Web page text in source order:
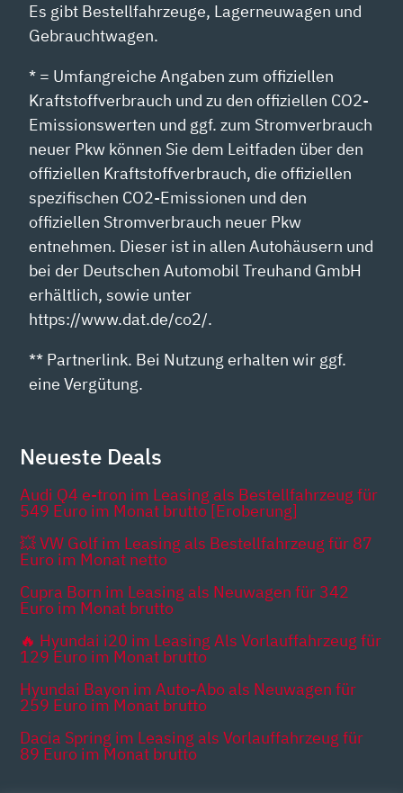
Es gibt Bestellfahrzeuge, Lagerneuwagen und
Gebrauchtwagen.
* = Umfangreiche Angaben zum offiziellen
Kraftstoffverbrauch und zu den offiziellen CO2-
Emissionswerten und ggf. zum Stromverbrauch
neuer Pkw können Sie dem Leitfaden über den
offiziellen Kraftstoffverbrauch, die offiziellen
spezifischen CO2-Emissionen und den
offiziellen Stromverbrauch neuer Pkw
entnehmen. Dieser ist in allen Autohäusern und
bei der Deutschen Automobil Treuhand GmbH
erhältlich, sowie unter
https://www.dat.de/co2/.
** Partnerlink. Bei Nutzung erhalten wir ggf.
eine Vergütung.
Neueste Deals
Audi Q4 e-tron im Leasing als Bestellfahrzeug für
549 Euro im Monat brutto [Eroberung]
💥 VW Golf im Leasing als Bestellfahrzeug für 87
Euro im Monat netto
Cupra Born im Leasing als Neuwagen für 342
Euro im Monat brutto
🔥 Hyundai i20 im Leasing Als Vorlauffahrzeug für
129 Euro im Monat brutto
Hyundai Bayon im Auto-Abo als Neuwagen für
259 Euro im Monat brutto
Dacia Spring im Leasing als Vorlauffahrzeug für
89 Euro im Monat brutto